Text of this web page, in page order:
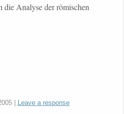
die Analyse der römischen
Leave a response